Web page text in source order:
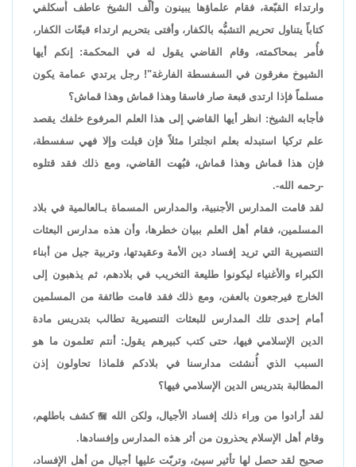
وارتداء القبّعة، فقام علماؤها يبينون وألّف الشيخ عاطف أُسكلفي
كتاباً يتناول تحريم التشبُّه بالكفار، وأفتى بتحريم ارتداء قبعّات الكفار،
فأُمر بمحاكمته، وقام القاضي يقول له في المحكمة: إنكم أيها
الشيوخ مغرقون في السفسطة الفارغة"! رجل يرتدي عمامة يكون
مسلماً فإذا ارتدى قبعة صار فاسقا وهذا قماش وهذا قماش؟
فأجابه الشيخ: انظر أيها القاضي إلى هذا العلم المرفوع خلفك يقصد
علم تركيا استبدله بعلم انجلترا مثلاً فإن قبلت وإلا فهي سفسطة،
فإن هذا قماش وهذا قماش، فبُهت القاضي، ومع ذلك فقد قتلوه
-رحمه الله-.
لقد قامت المدارس الأجنبية، والمدارس المسماة بـالعالمية في بلاد
المسلمين، فقام أهل العلم ببيان خطرها، وأن هذه مدارس البعثات
التنصيرية التي تريد إفساد دين الأمة وعقيدتها، وتربية جيل من أبناء
الكبراء والأغنياء ليكونوا طليعة التخريب في بلادهم، ثم يذهبون إلى
الخارج فيرجعون بالعفن، ومع ذلك فقد قامت طائفة من المسلمين
أمام إحدى تلك المدارس للبعثات التنصيرية تطالب بتدريس مادة
الدين الإسلامي فيها، حتى كتب كبيرهم يقول: أنتم تعلمون ما هو
السبب الذي أُنشئت مدارسنا في بلادكم فلماذا تحاولون إذن
المطالبة بتدريس الدين الإسلامي فيها؟
لقد أرادوا من وراء ذلك إفساد الأجيال، ولكن اللهكشف باطلهم،
وقام أهل الإسلام يحذرون من أثر هذه المدارس وإفسادها.
صحيح لقد حصل لها تأثير سيئ، وتربّت عليها أجيال من أهل الإفساد،